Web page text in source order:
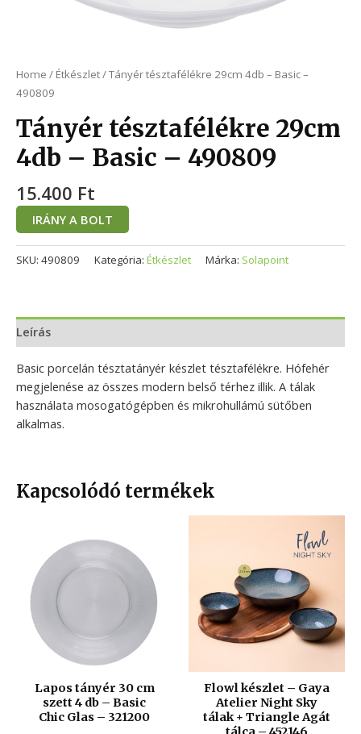
Home / Étkészlet/ Tányér tésztafélékre 29cm 4db – Basic –
490809
Tányér tésztafélékre 29cm
4db – Basic – 490809
15.400 Ft
IRÁNY A BOLT
SKU: 490809 Kategória: Étkészlet Márka: Solapoint
Leírás
Basic porcelán tésztatányér készlet tésztafélékre. Hófehér
megjelenése az összes modern belső térhez illik. A tálak
használata mosogatógépben és mikrohullámú sütőben
alkalmas.
Kapcsolódó termékek
Lapos tányér 30 cm
szett 4 db – Basic
Chic Glas – 321200
Flowl készlet – Gaya
Atelier Night Sky
tálak + Triangle Agát